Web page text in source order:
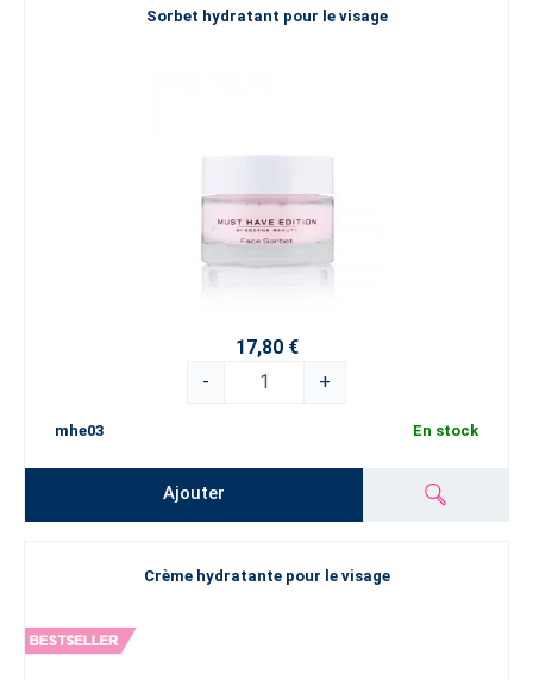
Sorbet hydratant pour le visage
17,80 €
-
+
mhe03 En stock
Ajouter
Crème hydratante pour le visage